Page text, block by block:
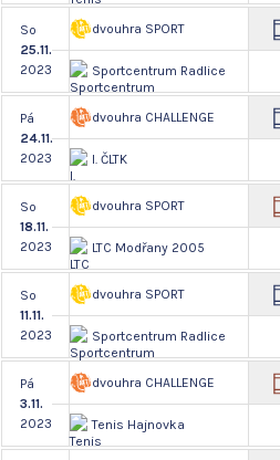
So
25.11.
2023
dvouhra SPORT
Sportcentrum Radlice
Pá
24.11.
2023
dvouhra CHALLENGE
I. ČLTK
So
18.11.
2023
dvouhra SPORT
LTC Modřany 2005
So
11.11.
2023
dvouhra SPORT
Sportcentrum Radlice
Pá
3.11.
2023
dvouhra CHALLENGE
Tenis Hajnovka